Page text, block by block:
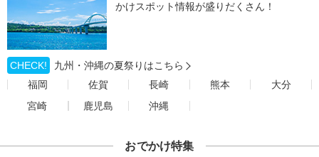
かけスポット情報が盛りだくさん！
CHECK!
九州・沖縄の夏祭りはこちら
福岡
佐賀 長崎 熊本
大分
宮崎
鹿児島 沖縄
おでかけ特集